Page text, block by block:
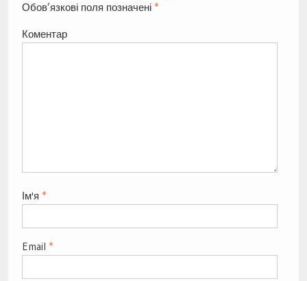
Обов’язкові поля позначені *
Коментар
Ім'я *
Email *